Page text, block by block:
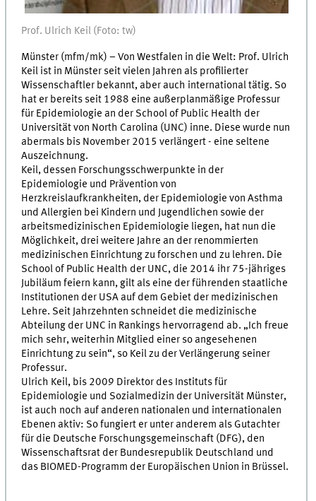
Prof. Ulrich Keil (Foto: tw)
Münster (mfm/mk) – Von Westfalen in die Welt: Prof. Ulrich
Keil ist in Münster seit vielen Jahren als profilierter
Wissenschaftler bekannt, aber auch international tätig. So
hat er bereits seit 1988 eine außerplanmäßige Professur
für Epidemiologie an der School of Public Health der
Universität von North Carolina (UNC) inne. Diese wurde nun
abermals bis November 2015 verlängert - eine seltene
Auszeichnung.
Keil, dessen Forschungsschwerpunkte in der
Epidemiologie und Prävention von
Herzkreislaufkrankheiten, der Epidemiologie von Asthma
und Allergien bei Kindern und Jugendlichen sowie der
arbeitsmedizinischen Epidemiologie liegen, hat nun die
Möglichkeit, drei weitere Jahre an der renommierten
medizinischen Einrichtung zu forschen und zu lehren. Die
School of Public Health der UNC, die 2014 ihr 75-jähriges
Jubiläum feiern kann, gilt als eine der führenden staatliche
Institutionen der USA auf dem Gebiet der medizinischen
Lehre. Seit Jahrzehnten schneidet die medizinische
Abteilung der UNC in Rankings hervorragend ab. „Ich freue
mich sehr, weiterhin Mitglied einer so angesehenen
Einrichtung zu sein“, so Keil zu der Verlängerung seiner
Professur.
Ulrich Keil, bis 2009 Direktor des Instituts für
Epidemiologie und Sozialmedizin der Universität Münster,
ist auch noch auf anderen nationalen und internationalen
Ebenen aktiv: So fungiert er unter anderem als Gutachter
für die Deutsche Forschungsgemeinschaft (DFG), den
Wissenschaftsrat der Bundesrepublik Deutschland und
das BIOMED-Programm der Europäischen Union in Brüssel.